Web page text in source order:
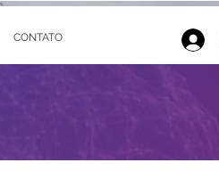
CONTATO